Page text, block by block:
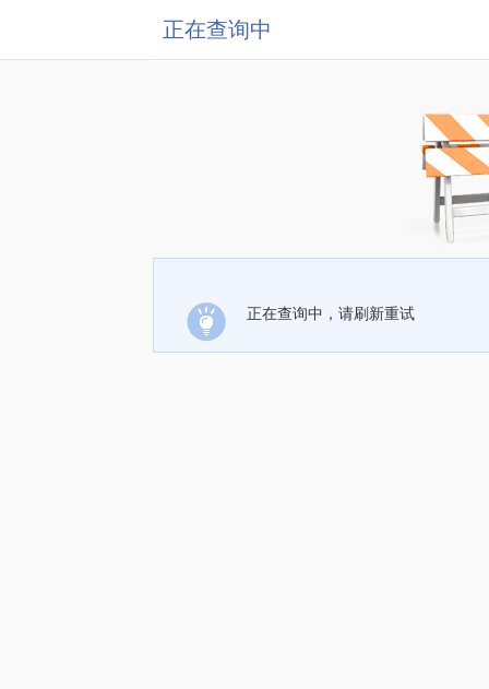
正在查询中
正在查询中，请刷新重试